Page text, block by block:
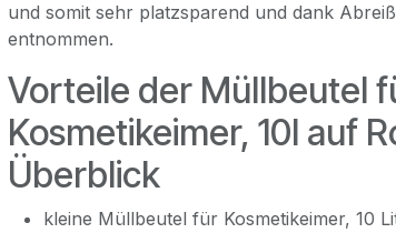
und somit sehr platzsparend und dank
entnommen.
Vorteile der Müllbeutel
Kosmetikeimer, 10l auf
Überblick
kleine Müllbeutel für Kosmetikeimer, 10